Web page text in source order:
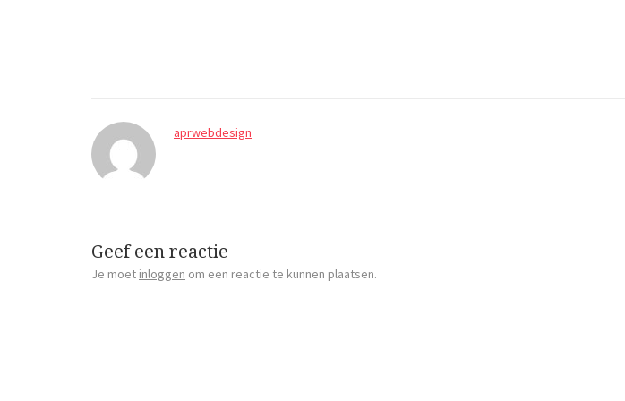
aprwebdesign
Geef een reactie
Je moet inloggen om een reactie te kunnen plaatsen.